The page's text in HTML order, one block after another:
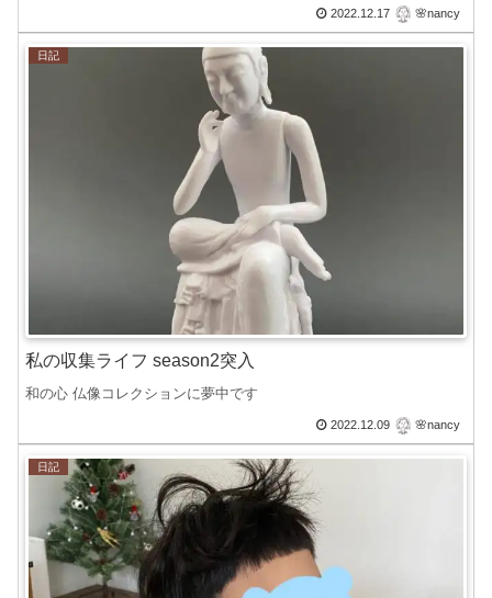
2022.12.17 🌸nancy
日記
私の収集ライフ season2突入
和の心 仏像コレクションに夢中です
2022.12.09 🌸nancy
日記